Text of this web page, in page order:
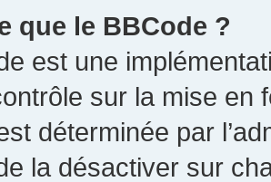
que le BBCode ?
est une
sur la mise en
déterminée par
la désactiver sur